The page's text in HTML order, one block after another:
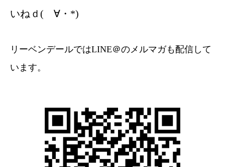
いね ｄ(ゝ∀・*)
リーベンデールではLINE＠のメルマガも配信して
います。